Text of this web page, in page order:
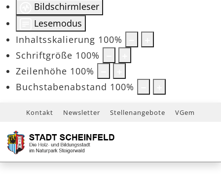
Bildschirmleser
Lesemodus
Inhaltsskalierung 100%
Schriftgröße 100%
Zeilenhöhe 100%
Buchstabenabstand 100%
Kontakt Newsletter Stellenangebote VGem